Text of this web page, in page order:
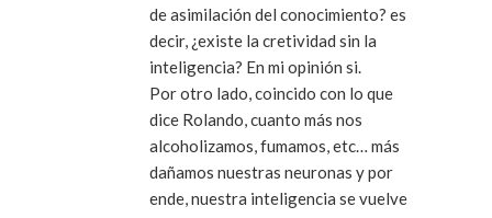
de asimilación del conocimiento? es
decir, ¿existe la cretividad sin la
inteligencia? En mi opinión si.
Por otro lado, coincido con lo que
dice Rolando, cuanto más nos
alcoholizamos, fumamos, etc… más
dañamos nuestras neuronas y por
ende, nuestra inteligencia se vuelve